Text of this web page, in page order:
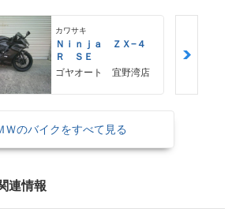
カワサキ
Ｎｉｎｊａ ＺＸ−４
Ｒ ＳＥ
ゴヤオート 宜野湾店
Ｗのバイクをすべて見る
連情報